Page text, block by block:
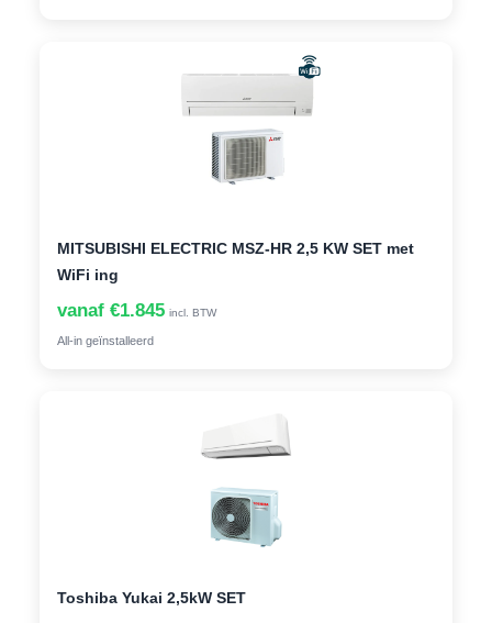
MITSUBISHI ELECTRIC MSZ-HR 2,5 KW SET met
WiFi ing
vanaf €1.845 incl. BTW
All-in geïnstalleerd
Toshiba Yukai 2,5kW SET